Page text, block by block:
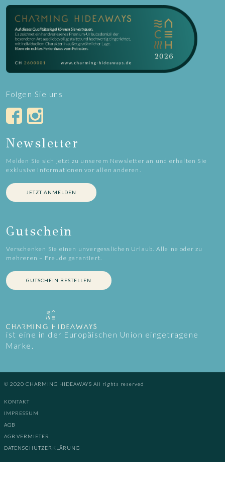
Folgen Sie uns
Newsletter
Melden Sie sich jetzt zu unserem Newsletter an und erhalten Sie
exklusive Informationen vor allen anderen.
JETZT ANMELDEN
Gutschein
Verschenken Sie einen unvergesslichen Urlaub. Alleine oder zu
mehreren – Freude garantiert.
GUTSCHEIN BESTELLEN
ist eine in der Europäischen Union eingetragene
Marke.
© 2020 CHARMING HIDEAWAYS All rights reserved
KONTAKT
IMPRESSUM
AGB
AGB VERMIETER
DATENSCHUTZERKLÄRUNG